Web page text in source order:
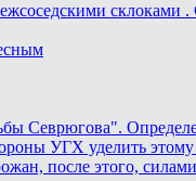
склоками
Севрюгова".
УГХ уделить
после этого,